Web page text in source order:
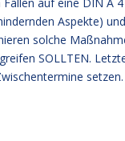
Aspekte)
solche
SOLLTEN.
setzen.